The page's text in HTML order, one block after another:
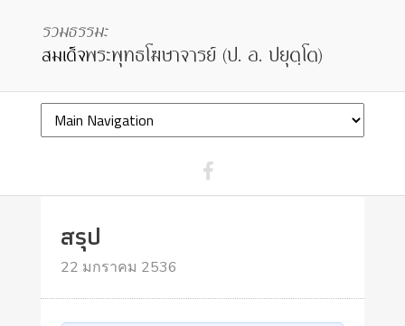
สรุป
22 มกราคม 2536